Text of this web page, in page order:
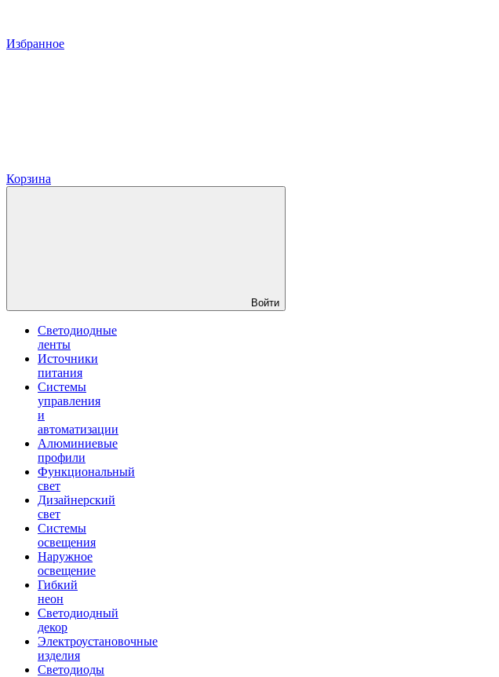
Избранное
Корзина
Войти
Светодиодные
ленты
Источники
питания
Системы
управления
и
автоматизации
Алюминиевые
профили
Функциональный
свет
Дизайнерский
свет
Системы
освещения
Наружное
освещение
Гибкий
неон
Светодиодный
декор
Электроустановочные
изделия
Светодиоды